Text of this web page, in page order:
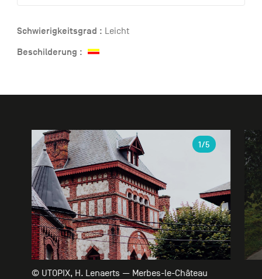
Schwierigkeitsgrad : Leicht
Beschilderung :
Galerie
© UTOPIX, H. Lenaerts — Merbes-le-Château
1/5